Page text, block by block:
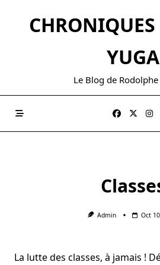
content
YUGA
Le Blog de
Admin Oct
La lutte des classes, à jamais !